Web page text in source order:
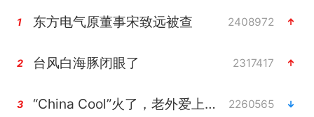
1 东方电气原董事宋致远被查 2408972
2 台风白海豚闭眼了 2317417
3 “China Cool”火了，老外爱上中国避暑游 2260565